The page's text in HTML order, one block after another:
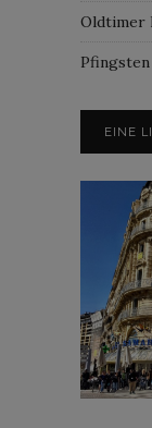
Oldtimer
EINE